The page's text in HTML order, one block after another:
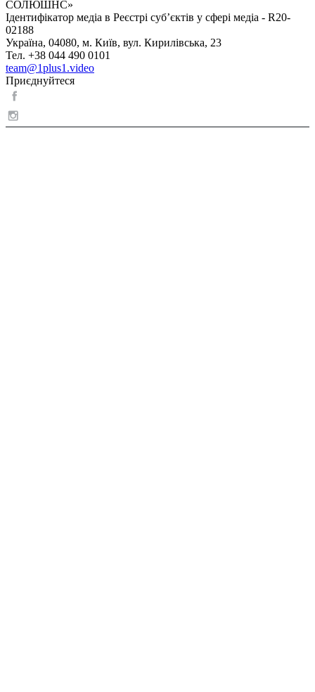
СОЛЮШНС»
Ідентифікатор медіа в Реєстрі суб’єктів у сфері медіа - R20-
02188
Україна, 04080, м. Київ, вул. Кирилівська, 23
Тел. +38 044 490 0101
team@1plus1.video
Приєднуйтеся